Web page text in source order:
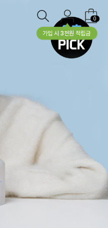
가입 시 3천원 적립금
0